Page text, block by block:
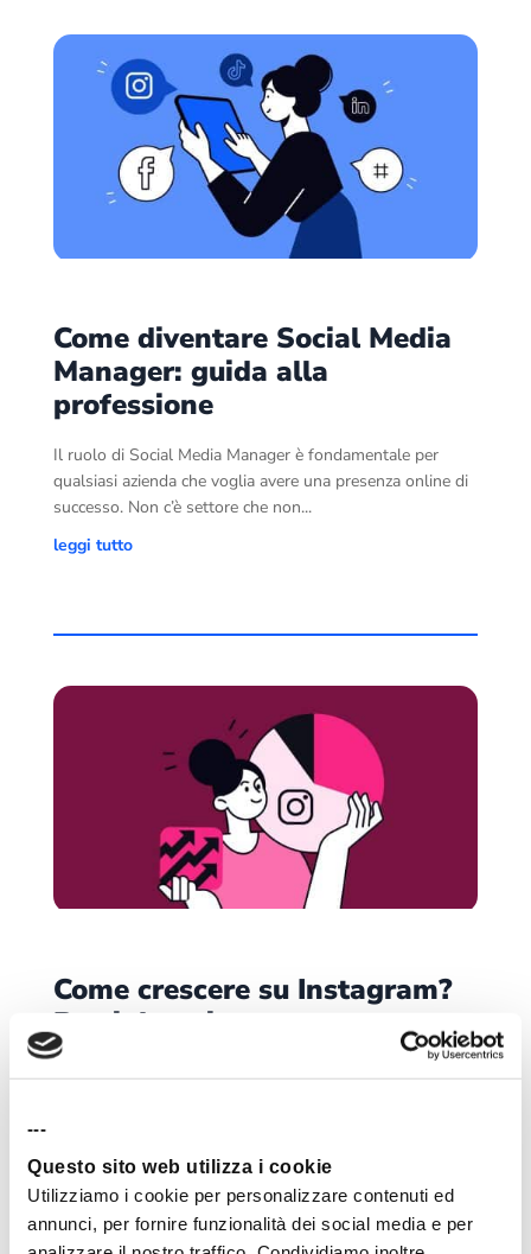
---
Questo sito web utilizza i cookie
Utilizziamo i cookie per personalizzare contenuti ed
annunci, per fornire funzionalità dei social media e per
Come diventare Social Media
Manager: guida alla
professione
Il ruolo di Social Media Manager è fondamentale per
qualsiasi azienda che voglia avere una presenza online di
successo. Non c’è settore che non...
leggi tutto
Come crescere su Instagram?
Parti da qui
leggi tutto